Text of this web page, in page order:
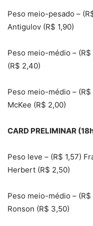
Peso meio-pesado –
Antigulov (R$ 1,90)
Peso meio-médio –
(R$ 2,40)
Peso meio-médio – (R$
McKee (R$ 2,00)
CARD PRELIMINAR
Peso leve – (R$ 1,57)
Herbert (R$ 2,50)
Peso meio-médio –
Ronson (R$ 3,50)